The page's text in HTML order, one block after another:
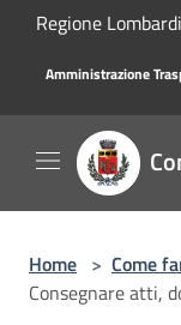
Salta al contenuto
Regione
Amministrazione
Home > Come
Consegnare atti,